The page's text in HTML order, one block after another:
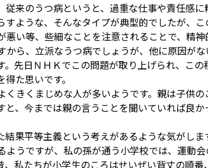
来のうつ病というと、過重な仕事や責任感
ような、そんなタイプが典型的でしたが、
い等、些細なことを注意されることで、精
ら、立派なうつ病でしょうが、他に原因が
先日ＮＨＫでこの問題が取り上げられ、こ
た思いです。
きくまじめな人が多いようです。親は子供
、今までは親の言うことを聞いていれば良
果平等主義という考えがあるような気がし
うですが、私の孫が通う小学校では、運動
私たちが小学生のころはせいぜい背丈の順